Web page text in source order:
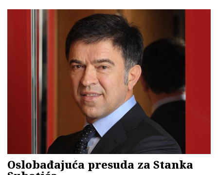
Oslobađajuća presuda za Stanka